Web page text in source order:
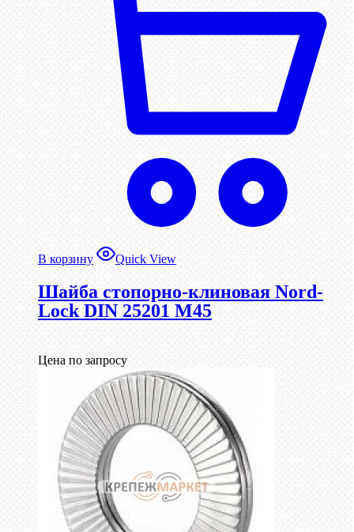
В корзину Quick View
Шайба стопорно-клиновая Nord-
Lock DIN 25201 М45
Цена по запросу